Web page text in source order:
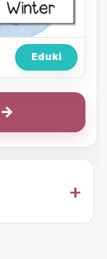
Eduki
→